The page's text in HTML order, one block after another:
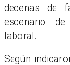
decenas de
escenario
laboral.
Según